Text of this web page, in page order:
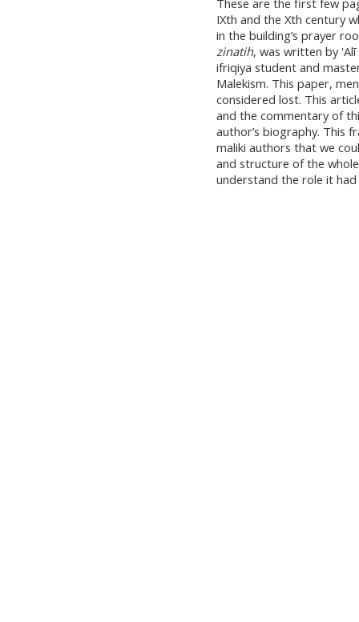
IXth and the Xth century
in the building’s prayer
zinatih, was written by 'Alī
ifriqiya student and
Malekism. This paper,
considered lost. This
and the commentary of
author’s biography. This
maliki authors that we
and structure of the
understand the role it